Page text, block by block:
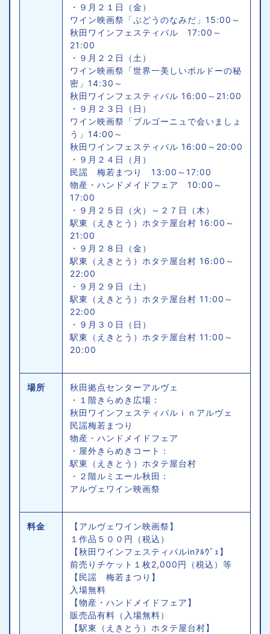
・９月２１日（金）
ワイン映画祭「ぶどうのなみだ」15:00～
秋田ワインフェスティバル 17:00～
21:00
・９月２２日（土）
ワイン映画祭「世界一美しいボルドーの秘
密」14:30～
秋田ワインフェスティバル 16:00～21:00
・９月２３日（日）
ワイン映画祭「ブルゴーニュで会いましょ
う」14:00～
秋田ワインフェスティバル 16:00～20:00
・９月２４日（月）
民謡 梅若まつり 13:00～17:00
物産・ハンドメイドフェア 10:00～
17:00
・９月２５日（火）～２７日（木）
駅東（えきとう）ホタテ屋台村 16:00～
21:00
・９月２８日（金）
駅東（えきとう）ホタテ屋台村 16:00～
22:00
・９月２９日（土）
駅東（えきとう）ホタテ屋台村 11:00～
22:00
・９月３０日（日）
駅東（えきとう）ホタテ屋台村 11:00～
20:00
場所
秋田拠点センターアルヴェ
・１階きらめき広場：
秋田ワインフェスティバルｉｎアルヴェ
民謡梅若まつり
物産・ハンドメイドフェア
・屋外きらめきコート：
駅東（えきとう）ホタテ屋台村
・２階ルミエール秋田：
アルヴェワイン映画祭
料金
【アルヴェワイン映画祭】
１作品５００円（税込）
【秋田ワインフェスティバルinｱﾙｳﾞｪ】
前売りチケット１枚2,000円（税込）等
【民謡 梅若まつり】
入場無料
【物産・ハンドメイドフェア】
販売品有料（入場無料）
【駅東（えきとう）ホタテ屋台村】